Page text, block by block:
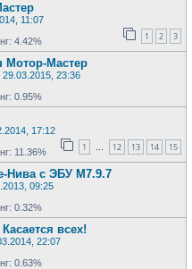
11:07
1 2 3
4.42%
Мотор-Мастер
29.03.2015, 23:36
0.95%
17:12
1 … 12 13 14 15
11.36%
Нива с ЭБУ М7.9.7
09:25
0.32%
всех!
22:07
0.63%